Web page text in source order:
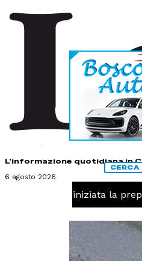
L'informazione quotidiana in
6 agosto 2026
CERCA
Pallavolo, iniziata la